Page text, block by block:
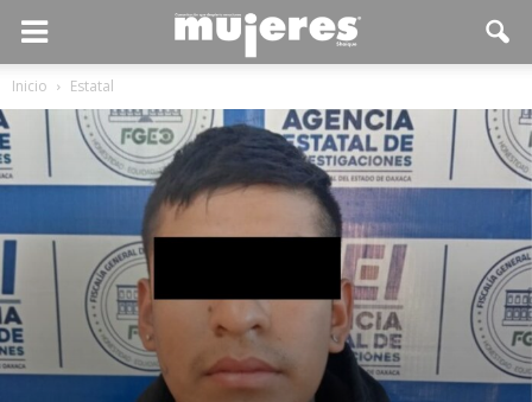
Inicio Estatal